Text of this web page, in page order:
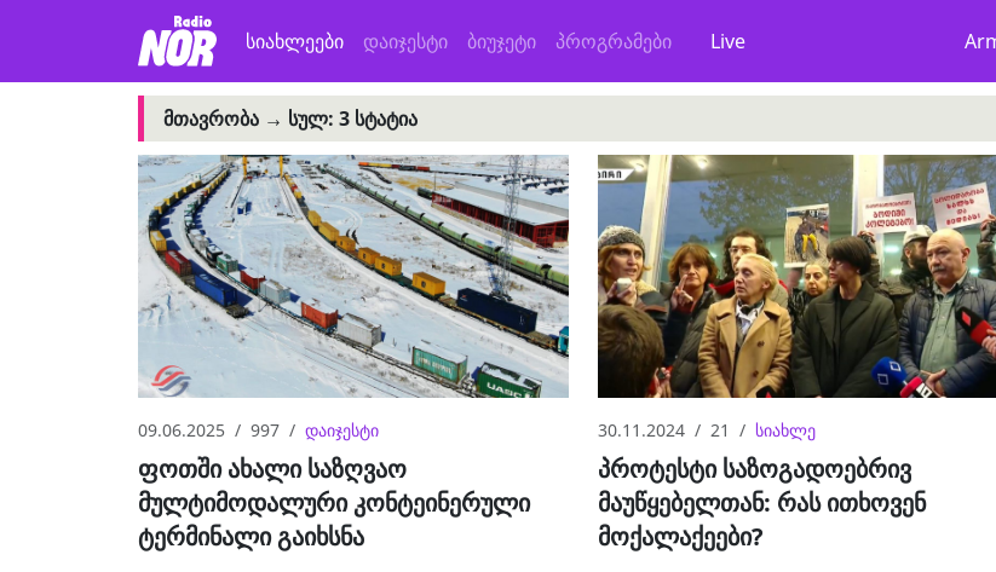
სიახლეები დაიჯესტი ბიუჯეტი პროგრამები Live
ᲛᲗᲐᲕᲠᲝᲑᲐ → ᲡᲣᲚ: 3 ᲡᲢᲐᲢᲘᲐ
09.06.2025 997 დაიჯესტი
ფოთში ახალი საზღვაო
მულტიმოდალური კონტეინერული
ტერმინალი გაიხსნა
30.11.2024 21 სიახლე
პროტესტი საზოგადოებრივ
მაუწყებელთან: რას ითხოვენ
მოქალაქეები?